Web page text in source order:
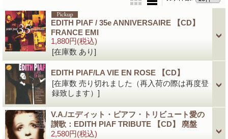
EDITH PIAF / 35e ANNIVERSAIRE 【CD】
FRANCE EMI
1,880円(税込)
[在庫数 あり]
EDITH PIAF/LA VIE EN ROSE 【CD】
[在庫数 売り切れました（再入荷の際は再度登
録致します）]
V.A./エディット・ピアフ・トリビュート愛の
讃歌：EDITH PIAF TRIBUTE 【CD】 廃盤
2,580円(税込)